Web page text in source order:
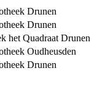
Drunen
Drunen
het Quadraat Drunen
Oudheusden
Drunen